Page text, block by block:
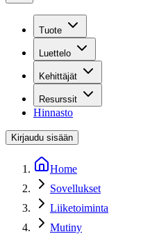
Tuote
Luettelo
Kehittäjät
Resurssit
Hinnasto
Kirjaudu sisään
Home
Sovellukset
Liiketoiminta
Mutiny